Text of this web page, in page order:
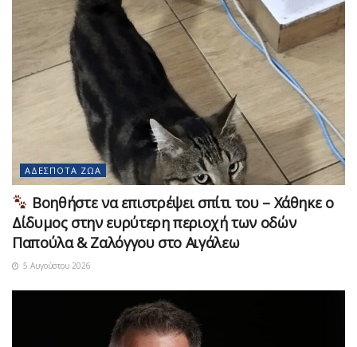
ΑΔΈΣΠΟΤΑ ΖΏΑ
Βοηθήστε να επιστρέψει σπίτι του – Χάθηκε ο
Δίδυμος στην ευρύτερη περιοχή των οδών
Παπούλα & Ζαλόγγου στο Αιγάλεω
5 Αυγούστου 2026